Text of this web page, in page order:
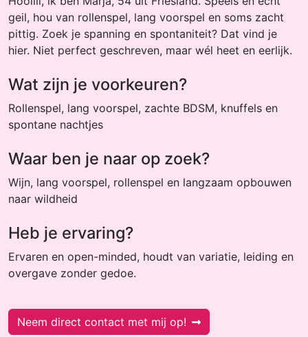
geil, hou van rollenspel, lang voorspel en soms zacht
pittig. Zoek je spanning en spontaniteit? Dat vind je
hier. Niet perfect geschreven, maar wél heet en eerlijk.
Wat zijn je voorkeuren?
Rollenspel, lang voorspel, zachte BDSM, knuffels en
spontane nachtjes
Waar ben je naar op zoek?
Wijn, lang voorspel, rollenspel en langzaam opbouwen
naar wildheid
Heb je ervaring?
Ervaren en open-minded, houdt van variatie, leiding en
overgave zonder gedoe.
Neem direct contact met mij op!